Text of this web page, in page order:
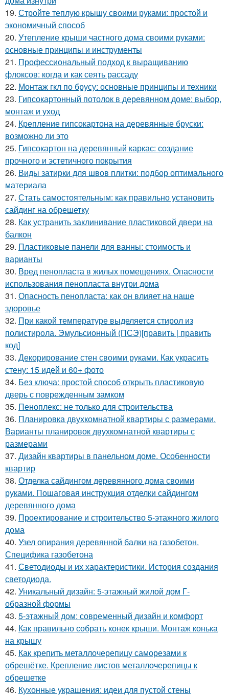
19. Стройте теплую крышу своими руками: простой и
экономичный способ
20. Утепление крыши частного дома своими руками:
основные принципы и инструменты
21. Профессиональный подход к выращиванию
флоксов: когда и как сеять рассаду
22. Монтаж гкл по брусу: основные принципы и техники
23. Гипсокартонный потолок в деревянном доме: выбор,
монтаж и уход
24. Крепление гипсокартона на деревянные бруски:
возможно ли это
25. Гипсокартон на деревянный каркас: создание
прочного и эстетичного покрытия
26. Виды затирки для швов плитки: подбор оптимального
материала
27. Стать самостоятельным: как правильно установить
сайдинг на обрешетку
28. Как устранить заклинивание пластиковой двери на
балкон
29. Пластиковые панели для ванны: стоимость и
варианты
30. Вред пенопласта в жилых помещениях. Опасности
использования пенопласта внутри дома
31. Опасность пенопласта: как он влияет на наше
здоровье
32. При какой температуре выделяется стирол из
полистирола. Эмульсионный (ПСЭ)[править | править
код]
33. Декорирование стен своими руками. Как украсить
стену: 15 идей и 60+ фото
34. Без ключа: простой способ открыть пластиковую
дверь с поврежденным замком
35. Пеноплекс: не только для строительства
36. Планировка двухкомнатной квартиры с размерами.
Варианты планировок двухкомнатной квартиры с
размерами
37. Дизайн квартиры в панельном доме. Особенности
квартир
38. Отделка сайдингом деревянного дома своими
руками. Пошаговая инструкция отделки сайдингом
деревянного дома
39. Проектирование и строительство 5-этажного жилого
дома
40. Узел опирания деревянной балки на газобетон.
Специфика газобетона
41. Светодиоды и их характеристики. История создания
светодиода.
42. Уникальный дизайн: 5-этажный жилой дом Г-
образной формы
43. 5-этажный дом: современный дизайн и комфорт
44. Как правильно собрать конек крыши. Монтаж конька
на крышу
45. Как крепить металлочерепицу саморезами к
обрешётке. Крепление листов металлочерепицы к
обрешетке
46. Кухонные украшения: идеи для пустой стены